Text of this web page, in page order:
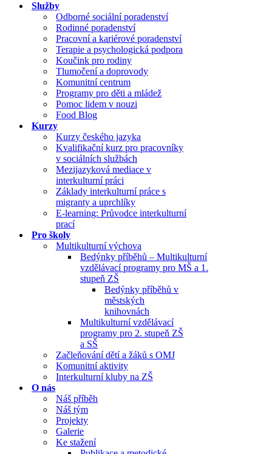
Služby
Odborné sociální poradenství
Rodinné poradenství
Pracovní a kariérové poradenství
Terapie a psychologická podpora
Koučink pro rodiny
Tlumočení a doprovody
Komunitní centrum
Programy pro děti a mládež
Pomoc lidem v nouzi
Food Blog
Kurzy
Kurzy českého jazyka
Kvalifikační kurz pro pracovníky
v sociálních službách
Mezijazyková mediace v
interkulturní práci
Základy interkulturní práce s
migranty a uprchlíky
E-learning: Průvodce interkulturní
prací
Pro školy
Multikulturní výchova
Bedýnky příběhů – Multikulturní
vzdělávací programy pro MŠ a 1.
stupeň ZŠ
Bedýnky příběhů v
městských
knihovnách
Multikulturní vzdělávací
programy pro 2. stupeň ZŠ
a SŠ
Začleňování dětí a žáků s OMJ
Komunitní aktivity
Interkulturní kluby na ZŠ
O nás
Náš příběh
Náš tým
Projekty
Galerie
Ke stažení